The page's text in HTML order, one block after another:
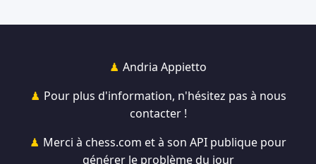
Andria Appietto
Pour plus d'information, n'hésitez pas à nous
contacter !
Merci à chess.com et à son API publique pour
générer le problème du jour